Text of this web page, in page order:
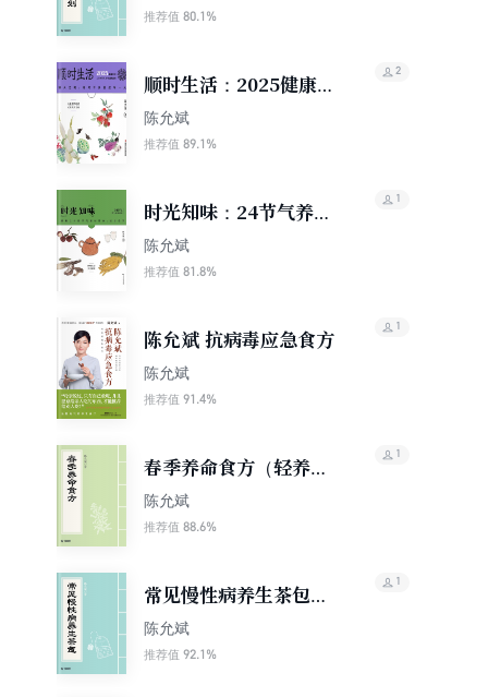
推荐值 80.1%
顺时生活：2025健康日
历
陈允斌
推荐值 89.1%
2
时光知味：24节气养生
速查速用
陈允斌
推荐值 81.8%
1
陈允斌 抗病毒应急食方
陈允斌
推荐值 91.4%
1
春季养命食方（轻养
生）
陈允斌
推荐值 88.6%
1
常见慢性病养生茶包
（轻养生）
陈允斌
推荐值 92.1%
1